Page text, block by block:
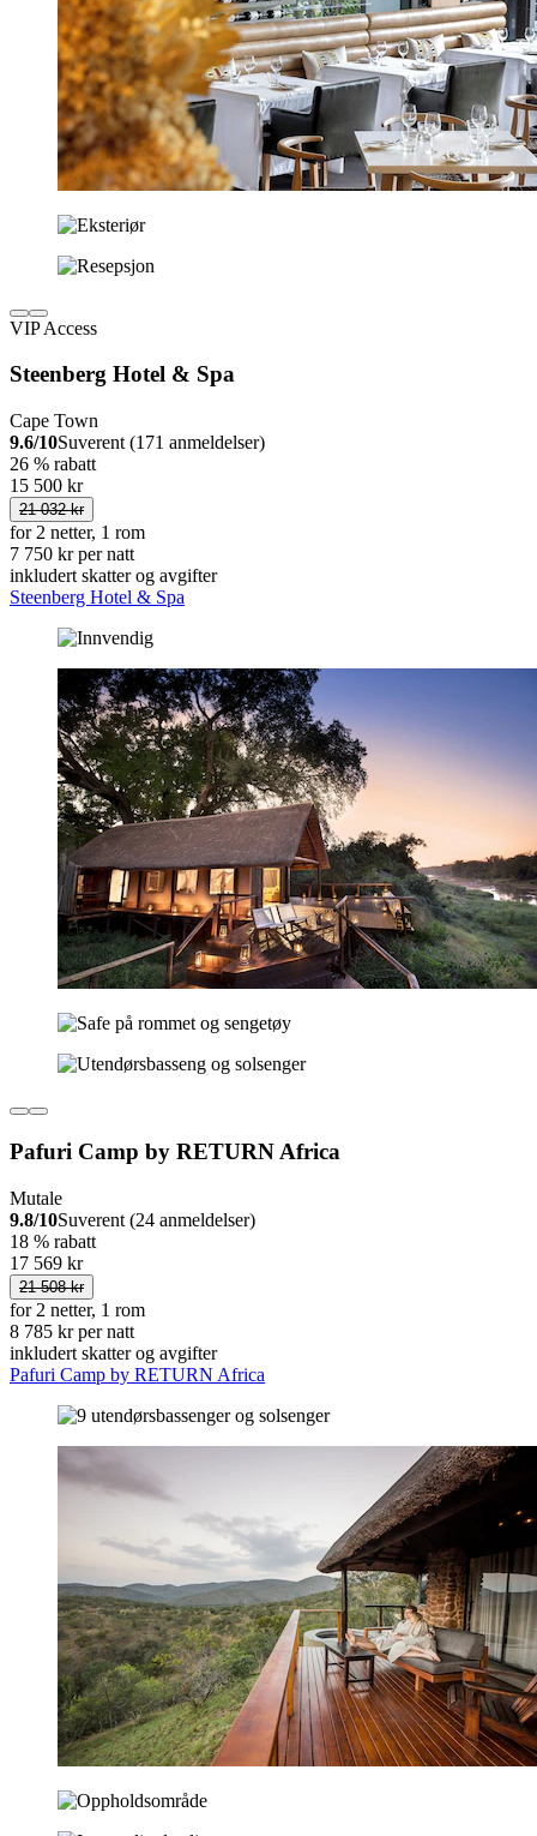
VIP Access
Steenberg Hotel & Spa
Cape Town
9.6/10Suverent (171 anmeldelser)
26 % rabatt
15 500 kr
21 032 kr
for 2 netter, 1 rom
7 750 kr per natt
inkludert skatter og avgifter
Steenberg Hotel & Spa
Pafuri Camp by RETURN Africa
Mutale
9.8/10Suverent (24 anmeldelser)
18 % rabatt
17 569 kr
21 508 kr
for 2 netter, 1 rom
8 785 kr per natt
inkludert skatter og avgifter
Pafuri Camp by RETURN Africa